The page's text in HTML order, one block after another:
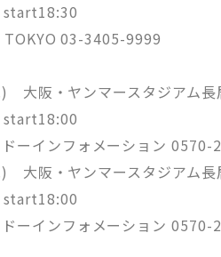
TOKYO 03-3405-9999
大阪・ヤンマースタジアム
ドーインフォメーション 0570-
大阪・ヤンマースタジアム
ドーインフォメーション 0570-